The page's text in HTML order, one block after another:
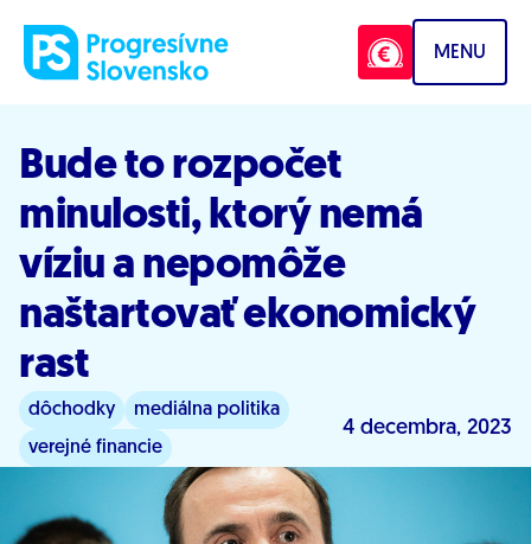
MENU
Bude to rozpočet
minulosti, ktorý nemá
víziu a nepomôže
naštartovať ekonomický
rast
dôchodky
mediálna politika
verejné financie
4 decembra, 2023